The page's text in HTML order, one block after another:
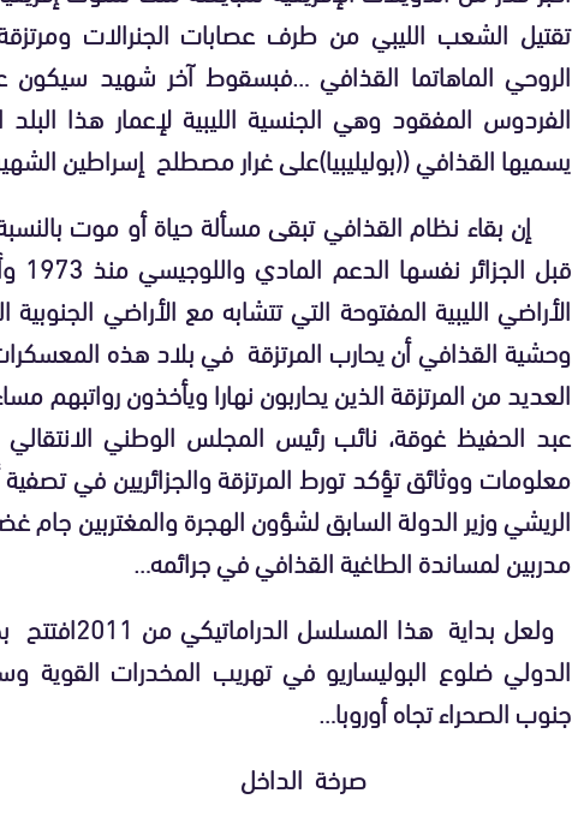
تقتيل الشعب الليبي من طرف عصابات الجنرالات ومرتزقة
الروحي الماهاتما القذافي …فبسقوط آخر شهيد سيكون
الفردوس المفقود وهي الجنسية الليبية لإعمار هذا
يسميها القذافي ((بوليليبيا)على غرار مصطلح إسراطين
إن بقاء نظام القذافي تبقى مسألة حياة أو موت
الأراضي الليبية المفتوحة التي تتشابه مع الأراضي
وحشية القذافي أن يحارب المرتزقة في بلاد هذه
العديد من المرتزقة الذين يحاربون نهارا ويأخذون رواتبهم
عبد الحفيظ غوقة، نائب رئيس المجلس الوطني
معلومات ووثائق تؤِكد تورط المرتزقة والجزائريين في
الريشي وزير الدولة السابق لشؤون الهجرة والمغتربين جام
مدربين لمساندة الطاغية القذافي في جرائمه…
ولعل
بداية هذا
الدولي ضلوع البوليساريو في تهريب المخدرات القوية
جنوب الصحراء تجاه أوروبا…
صرخة الداخل